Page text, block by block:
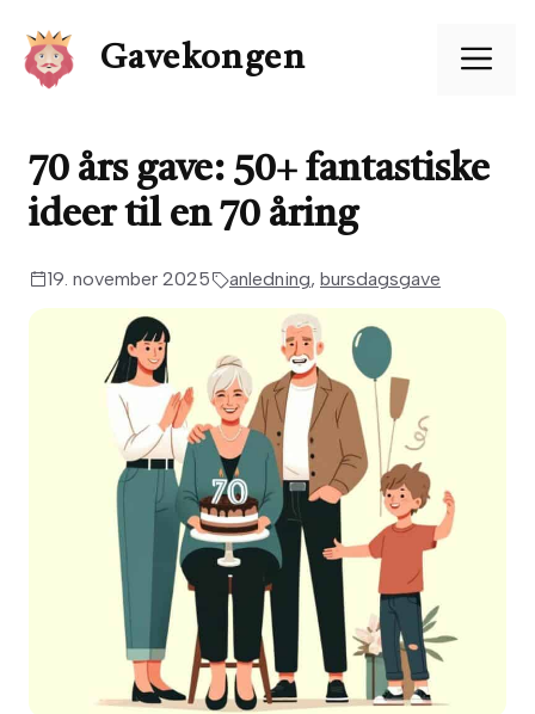
innhold
Gavekongen
70 års gave: 50+ fantastiske
ideer til en 70 åring
19. november 2025 anledning, bursdagsgave